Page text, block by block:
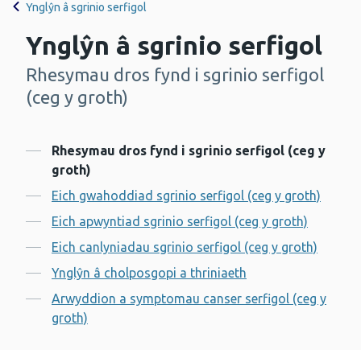
Ynglŷn â sgrinio serfigol
Ynglŷn â sgrinio serfigol
-
Rhesymau dros fynd i sgrinio serfigol
(ceg y groth)
Cynnwys
Rhesymau dros fynd i sgrinio serfigol (ceg y
groth)
Eich gwahoddiad sgrinio serfigol (ceg y groth)
Eich apwyntiad sgrinio serfigol (ceg y groth)
Eich canlyniadau sgrinio serfigol (ceg y groth)
Ynglŷn â cholposgopi a thriniaeth
Arwyddion a symptomau canser serfigol (ceg y
groth)